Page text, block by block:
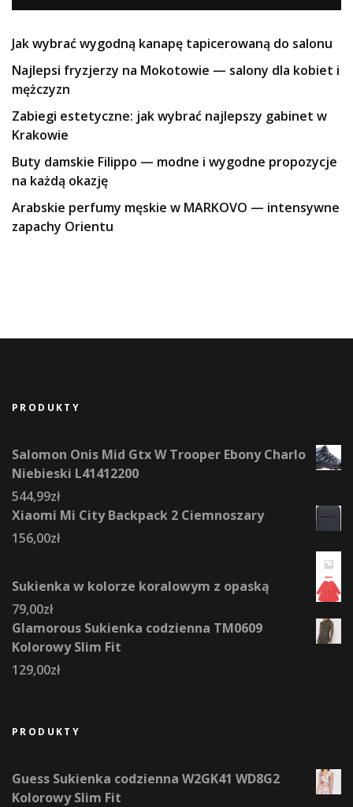
Jak wybrać wygodną kanapę tapicerowaną do salonu
Najlepsi fryzjerzy na Mokotowie — salony dla kobiet i
mężczyzn
Zabiegi estetyczne: jak wybrać najlepszy gabinet w
Krakowie
Buty damskie Filippo — modne i wygodne propozycje
na każdą okazję
Arabskie perfumy męskie w MARKOVO — intensywne
zapachy Orientu
PRODUKTY
Salomon Onis Mid Gtx W Trooper Ebony Charlo
Niebieski L41412200
544,99zł
Xiaomi Mi City Backpack 2 Ciemnoszary
156,00zł
Sukienka w kolorze koralowym z opaską
79,00zł
Glamorous Sukienka codzienna TM0609
Kolorowy Slim Fit
129,00zł
PRODUKTY
Guess Sukienka codzienna W2GK41 WD8G2
Kolorowy Slim Fit